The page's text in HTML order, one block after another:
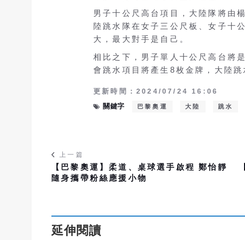
男子十公尺高台項目，大陸隊將由
陸跳水隊在女子三公尺板、女子十
大，最大對手是自己。
相比之下，男子單人十公尺高台將
會跳水項目將產生8枚金牌，大陸
更新時間：2024/07/24 16:06
關鍵字
巴黎奧運 大陸 跳水
上一篇
【巴黎奧運】柔道、桌球選手啟程 鄭怡靜
隨身攜帶粉絲應援小物
延伸閱讀